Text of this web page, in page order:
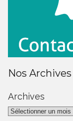
Nos Archives
Archives